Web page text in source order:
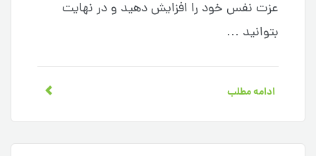
عزت نفس خود را افزایش دهید و در نهایت
بتوانید …
ادامه مطلب